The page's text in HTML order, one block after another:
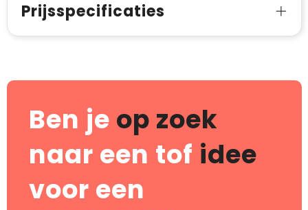
Prijsspecificaties
Ben je op zoek
naar een tof idee
voor een